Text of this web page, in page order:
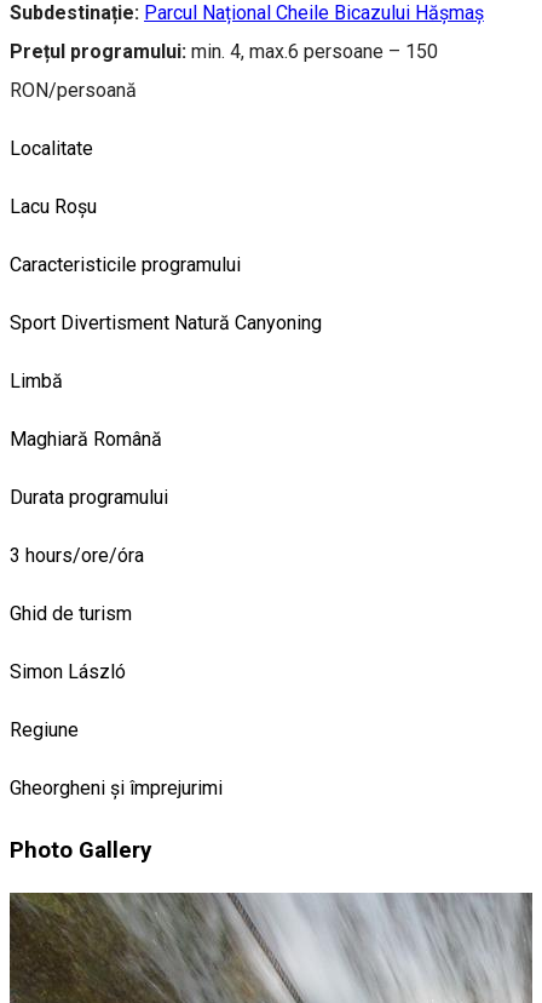
Subdestinație: Parcul Național Cheile Bicazului Hășmaș
Prețul programului: min. 4, max.6 persoane – 150
RON/persoană
Localitate
Lacu Roșu
Caracteristicile programului
Sport Divertisment Natură Canyoning
Limbă
Maghiară Română
Durata programului
3 hours/ore/óra
Ghid de turism
Simon László
Regiune
Gheorgheni și împrejurimi
Photo Gallery